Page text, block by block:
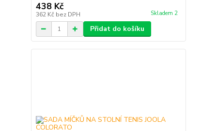
438 Kč
362 Kč bez DPH Skladem 2
Přidat do košíku